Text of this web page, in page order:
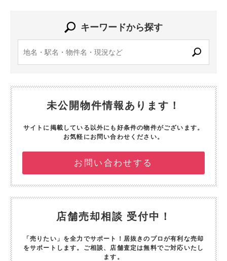
キーワードから探す
未公開物件情報あります！
サイトに掲載している以外にも好条件の物件がございます。
お気軽にお問い合わせください。
お問い合わせする
店舗売却相談 受付中！
「売りたい」を全力でサポート！ 居抜きのプロが有利な売却
をサポートします。 ご相談、店舗査定は無料でご対応いたし
ます。